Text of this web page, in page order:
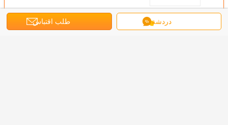
دردشة طلب اقتباس